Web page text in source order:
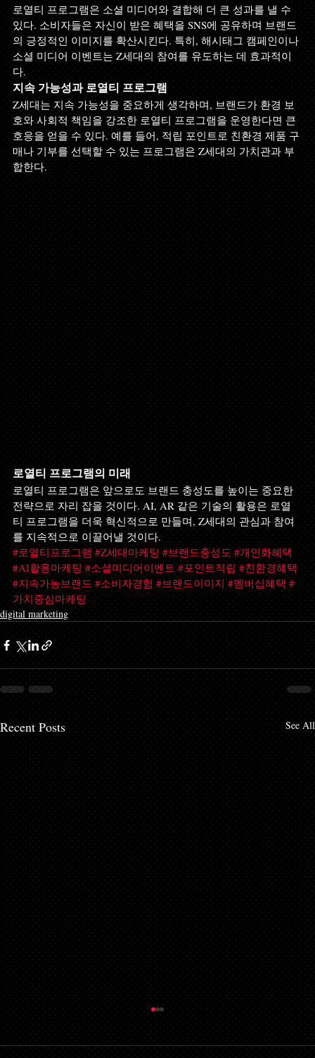
로열티 프로그램은 소셜 미디어와 결합해 더 큰 성과를 낼 수
있다. 소비자들은 자신이 받은 혜택을 SNS에 공유하며 브랜드
의 긍정적인 이미지를 확산시킨다. 특히, 해시태그 캠페인이나
소셜 미디어 이벤트는 Z세대의 참여를 유도하는 데 효과적이
다.
지속 가능성과 로열티 프로그램
Z세대는 지속 가능성을 중요하게 생각하며, 브랜드가 환경 보
호와 사회적 책임을 강조한 로열티 프로그램을 운영한다면 큰
호응을 얻을 수 있다. 예를 들어, 적립 포인트로 친환경 제품 구
매나 기부를 선택할 수 있는 프로그램은 Z세대의 가치관과 부
합한다.
로열티 프로그램의 미래
로열티 프로그램은 앞으로도 브랜드 충성도를 높이는 중요한
전략으로 자리 잡을 것이다. AI, AR 같은 기술의 활용은 로열
티 프로그램을 더욱 혁신적으로 만들며, Z세대의 관심과 참여
를 지속적으로 이끌어낼 것이다.
#로열티프로그램 #Z세대마케팅 #브랜드충성도 #개인화혜택
#AI활용마케팅 #소셜미디어이벤트 #포인트적립 #친환경혜택
#지속가능브랜드 #소비자경험 #브랜드이미지 #멤버십혜택 #
가치중심마케팅
digital marketing
Recent Posts See All